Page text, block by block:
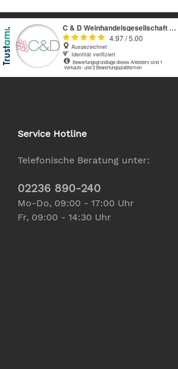
Service Hotline
Telefonische Beratung unter:
02236 890-240
Mo-Do, 09:00 - 17:00 Uhr
Fr, 09:00 - 14:30 Uhr